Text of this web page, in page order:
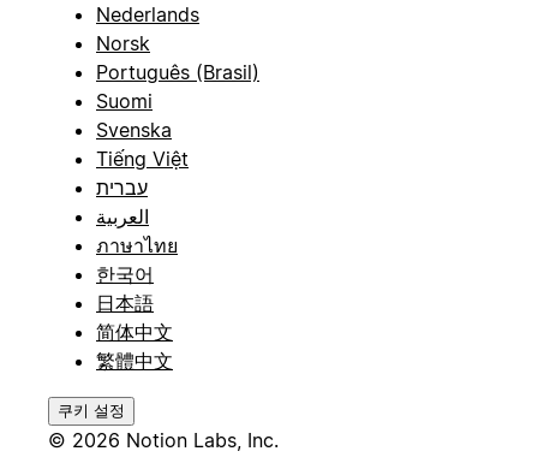
Nederlands
Norsk
Português (Brasil)
Suomi
Svenska
Tiếng Việt
עברית
العربية
ภาษาไทย
한국어
日本語
简体中文
繁體中文
쿠키 설정
© 2026 Notion Labs, Inc.